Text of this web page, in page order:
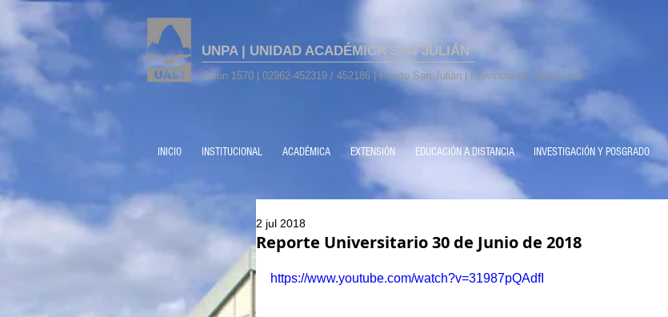
UNPA | UNIDAD ACADÉMICA SAN JULIÁN
Colón 1570 | 02962-452319 / 452186 | Puerto San Julián | Provincia de Santa Cruz
INICIO INSTITUCIONAL ACADÉMICA EXTENSIÓN EDUCACIÓN A DISTANCIA INVESTIGACIÓN Y POSGRADO
Reporte Universitario 30 de Junio de 2018
2 jul 2018
https://www.youtube.com/watch?v=31987pQAdfI